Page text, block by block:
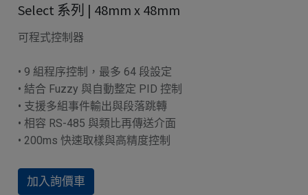
Select 系列 | 48mm x 48mm
可程式控制器
• 9 組程序控制，最多 64 段設定
• 結合 Fuzzy 與自動整定 PID 控制
• 支援多組事件輸出與段落跳轉
• 相容 RS-485 與類比再傳送介面
• 200ms 快速取樣與高精度控制
加入詢價車